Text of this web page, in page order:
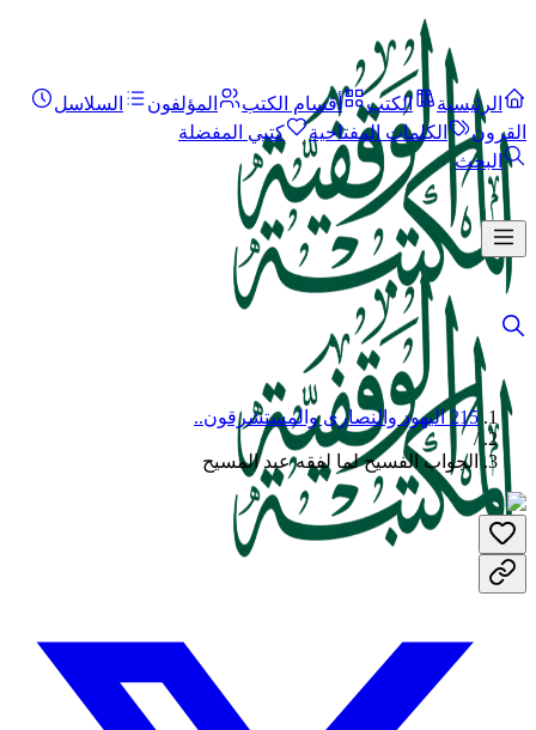
الرئيسية الكتب أقسام الكتب المؤلفون
السلاسل
القرون
الكلمات المفتاحية
كتبي المفضلة
البحث
215 اليهود والنصارى والمستشرقون..
/
الجواب الفسيح لما لفقه عبد المسيح